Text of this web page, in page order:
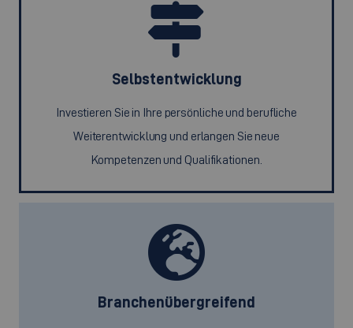
Selbstentwicklung
Investieren Sie in Ihre persönliche und berufliche
Weiterentwicklung und erlangen Sie neue
Kompetenzen und Qualifikationen.
Branchenübergreifend